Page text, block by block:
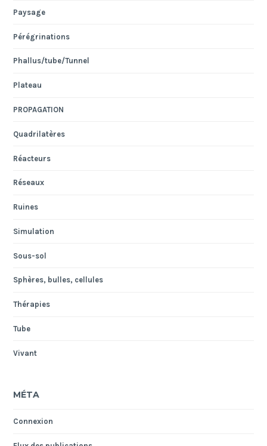
Paysage
Pérégrinations
Phallus/tube/Tunnel
Plateau
PROPAGATION
Quadrilatères
Réacteurs
Réseaux
Ruines
Simulation
Sous-sol
Sphères, bulles, cellules
Thérapies
Tube
Vivant
MÉTA
Connexion